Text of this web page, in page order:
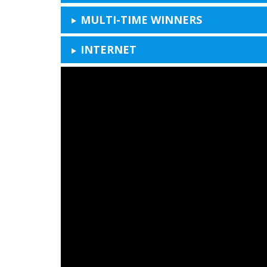
MULTI-TIME WINNERS
INTERNET